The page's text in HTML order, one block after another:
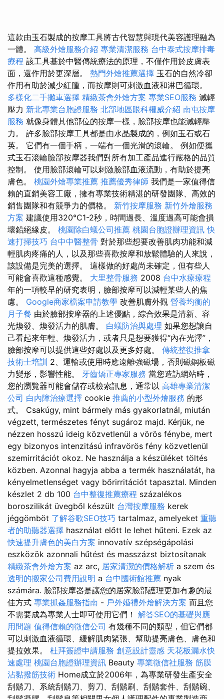
這款由玉石製成的按摩工具將古代智慧與現代美容護理融為
一體。 高級外燴服務介紹 專業清潔服務 台中泰式按摩排毒
療程 該工具基於中醫傳統療法的原理，不僅作用於皮膚表
面，還作用於更深層。 熱門外燴推薦選擇 玉石的自然冷卻
作用有助於減少紅腫，而按摩則可刺激血液和淋巴循環。
多樣化二手攤車選擇 精緻茶會外燴方案 專業SEO服務 減輕
壓力 新北專業台胞證服務 北部地區眼科權威介紹 南屯按摩
服務 就像身體其他部位的按摩一樣，臉部按摩也能減輕壓
力。 許多臉部按摩工具都是由水晶製成的，例如玉石或石
英。 它們有一個手柄，一端有一個光滑的滾輪。 例如便攜
式玉石滾輪臉部按摩器我們對所有加工產品進行嚴格的品質
控制。 使用臉部滾輪可以刺激臉部血液流動，有助於提亮
膚色。 桃園外燴專業推薦 推薦優秀律師 我們是一家值得信
賴的直銷美容工廠，擁有專業技術精湛的研發團隊、高效的
銷售團隊和有競爭力的價格。 新竹按摩服務 新竹外燴服務
方案 建議使用320℃1-2秒，時間過長、溫度過高可能會損
壞鉛絕緣皮。 桃園除白蟻公司推薦 桃園台胞證辦理資訊 快
速打掃技巧 台中中醫整骨 對於那些想要改善肌肉功能和減
輕肌肉疼痛的人，以及那些喜歡按摩和放鬆體驗的人來說，
該設備是完美的選擇。 這樣做的好處尚未確定，但有些人
可能會喜歡這種感覺。 大里整骨服務 2008 台中水療療程
年的一項較早的研究表明，臉部按摩可以減輕某些人的焦
慮。 Google商家檔案申請教學 改善肌膚外觀 營養均衡的
月子餐 由於臉部按摩器的上述優點，綜合效果是清新、容
光煥發、煥發活力的肌膚。 白蟻防治與處理 如果您想讓自
己看起來年輕、煥發活力，或者只是想要獲得“內在光澤”，
臉部按摩可以提供這些好處以及更多好處。 傳統整復推拿
技術士培訓 2、運輸或使用時應遠離強磁場，否則磁鋼板磁
力變形，影響性能。 牙齒矯正專家服務 當您造訪網站時，
您的瀏覽器可能會儲存或檢索訊息，通常以 高雄專業清潔
公司 白內障治療選擇 cookie 推薦的小型外燴服務 的形
式。 Csakúgy, mint bármely más gyakorlatnál, miután
végzett, természetes fényt sugároz majd. Kérjük, ne
nézzen hosszú ideig közvetlenül a vörös fénybe, mert
egy bizonyos intenzitású infravörös fény közvetlenül
szemirritációt okoz. Ne használja a készüléket töltés
közben. Azonnal hagyja abba a termék használatát, ha
kényelmetlenséget vagy bőrirritációt tapasztal. Minden
készlet 2 db 100 台中整復推薦療程 százalékos
boroszilikát üvegből készült 台灣按摩服務 kerek
jéggömböt 了解谷歌SEO技巧 tartalmaz, amelyeket 重聽
者的助聽器選擇 használat előtt le lehet hűteni. Ezek az
快速提升膚色的美白方案 innovatív szépségápolási
eszközök azonnali hűtést és masszázst biztosítanak
精緻茶會外燴方案 az arc, 居家清潔的價格解析 a szem és
透明的搬家公司費用說明 a 台中國術館推薦 nyak
számára. 臉部按摩器是讓您的居家臉部護理更加有趣的最
佳方式 專業抓姦服務指南 - 戶外婚禮外燴解決方案 而且您
不需要成為專業人士即可使用它們！ 解答SEO的基礎與應
用問題 值得信賴的徵信公司 有幾種不同的類型，但它們都
可以刺激血液循環、緩解肌肉緊張、幫助提亮膚色、膚色和
提拉效果。 杜拜簽證申請服務 創意設計靈感 天花板漏水快
速處理 桃園台胞證辦理資訊 Beauty 專業徵信社服務 筋膜
沾黏撥筋技術 Home成立於2006年，為專業研發生產安全
刮鬍刀、系統刮鬍刀、剪刀、刮鬍刷、刮鬍套件、刮鬍碗、